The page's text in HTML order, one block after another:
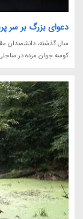
دعوای بزرگ بر سر
سال گذشته، دانشمندان
کوسه جوان مرده در